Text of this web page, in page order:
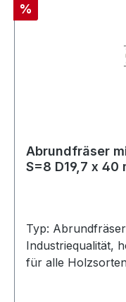
luftbetriebenen
Sie Ihren
nicht im
direkt bei uns an.
Fräser nach
Rabatt
%
Abrundfräser
S=8 D19,7 x 40
Typ: Abrundfräser
Industriequalität,
für alle